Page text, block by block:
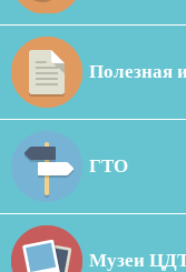
Полезная
ГТО
Музеи